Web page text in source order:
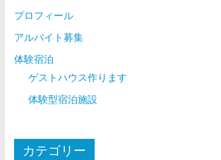
プロフィール
アルバイト募集
体験宿泊
ゲストハウス作ります
体験型宿泊施設
カテゴリー